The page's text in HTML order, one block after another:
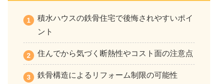
積水ハウスの鉄骨住宅で後悔されやすいポイ
ント
住んでから気づく断熱性やコスト面の注意点
鉄骨構造によるリフォーム制限の可能性